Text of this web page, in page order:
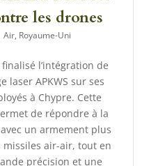
les drones
Air, Royaume-Uni
finalisé l’intégration de
laser APKWS sur ses
à Chypre. Cette
de répondre à la
un armement plus
missiles air-air, tout en
précision et une